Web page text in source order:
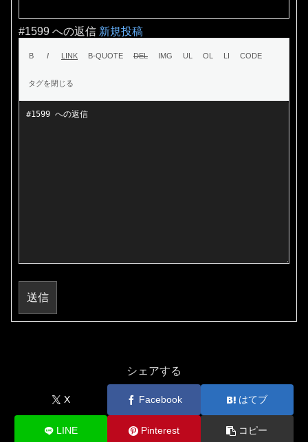
#1599 への返信 新規投稿
送信
シェアする
X Facebook はてブ
LINE Pinterest コピー